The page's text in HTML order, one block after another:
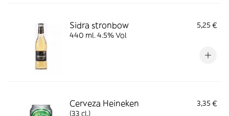
Sidra stronbow
5,25 €
440 ml. 4.5% Vol
Cerveza Heineken
3,35 €
(33 cl.)